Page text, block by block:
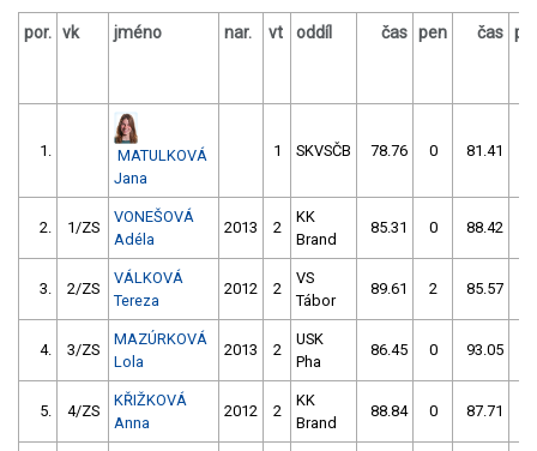
por. vk jméno nar. vt oddíl čas pen čas
1.
MATULKOVÁ
Jana
1 SKVSČB 78.76 0 81.41
2. 1/ZS
VONEŠOVÁ
Adéla
2013 2
KK
Brand
85.31 0 88.42
3. 2/ZS
VÁLKOVÁ
Tereza
2012 2
VS
Tábor
89.61 2 85.57
4. 3/ZS
MAZÚRKOVÁ
Lola
2013 2
USK
Pha
86.45 0 93.05
5. 4/ZS
KŘIŽKOVÁ
Anna
2012 2
KK
Brand
88.84 0 87.71